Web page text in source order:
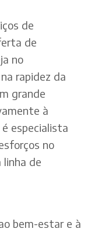
de
de
no
rapidez da
grande
à
especialista
no
de
bem-estar e à